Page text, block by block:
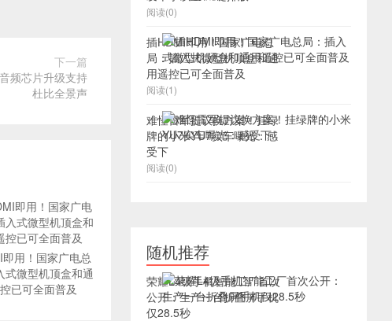
下一篇
频芯片升级支持
杜比全景声
用！国家广电总
式微型机顶盒和通
已可全面普及
阅读(0)
插HDMI即用！国家广电总
局：插入式微型机顶盒和通
用遥控已可全面普及
阅读(1)
难怪雷军提议换方案！挂绿
牌的小米YU7实车曝光：感
受下
阅读(0)
随机推荐
荣耀L4级手机智能工厂首次
公开：生产一台折叠屏手机
仅28.5秒